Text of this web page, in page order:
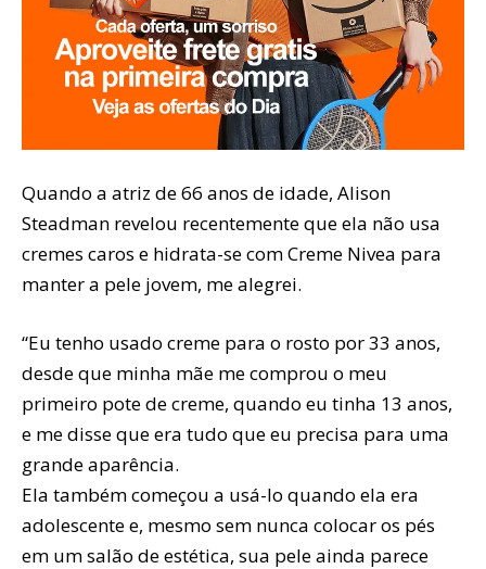
Quando a atriz de 66 anos de idade, Alison
Steadman revelou recentemente que ela não usa
cremes caros e hidrata-se com Creme Nivea para
manter a pele jovem, me alegrei.
“Eu tenho usado creme para o rosto por 33 anos,
desde que minha mãe me comprou o meu
primeiro pote de creme, quando eu tinha 13 anos,
e me disse que era tudo que eu precisa para uma
grande aparência.
Ela também começou a usá-lo quando ela era
adolescente e, mesmo sem nunca colocar os pés
em um salão de estética, sua pele ainda parece